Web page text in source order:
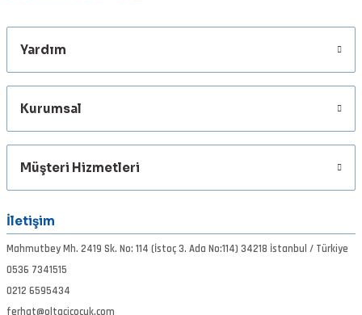
Gönder
Yardım
Kurumsal
Müşteri Hizmetleri
İletişim
Mahmutbey Mh. 2419 Sk. No: 114 (İstoç 3. Ada No:114) 34218 İstanbul / Türkiye
0536 7341515
0212 6595434
ferhat@oltacicocuk.com